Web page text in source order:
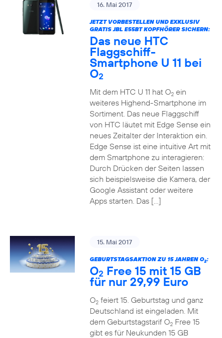
16. Mai 2017
JETZT VORBESTELLEN UND EXKLUSIV
GRATIS JBL E55BT KOPFHÖRER SICHERN:
Das neue HTC
Flaggschiff-
Smartphone U 11 bei
O2
Mit dem HTC U 11 hat O2ein
weiteres Highend-Smartphone im
Sortiment. Das neue Flaggschiff
von HTC läutet mit Edge Sense ein
neues Zeitalter der Interaktion ein.
Edge Sense ist eine intuitive Art mit
dem Smartphone zu interagieren:
Durch Drücken der Seiten lassen
sich beispielsweise die Kamera, der
Google Assistant oder weitere
Apps starten. Das […]
15. Mai 2017
GEBURTSTAGSAKTION ZU 15 JAHREN O2:
O2 Free 15 mit 15 GB
für nur 29,99 Euro
O2feiert 15. Geburtstag und ganz
Deutschland ist eingeladen. Mit
dem Geburtstagstarif O2Free 15
gibt es für Neukunden 15 GB